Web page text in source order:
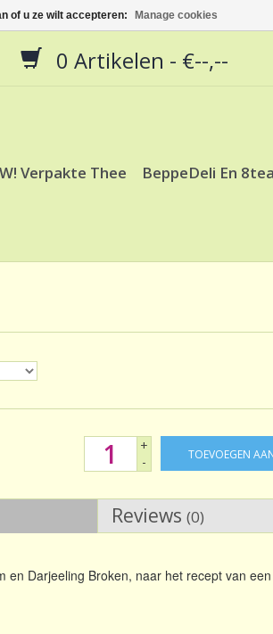
0 Artikelen - €--,--
Verpakte Thee BeppeDeli En
+
-
TOEVOEGEN
Reviews (0)
en Darjeeling Broken, naar het recept van
of u ze wilt accepteren: Manage cookies